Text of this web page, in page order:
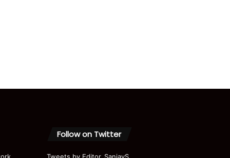
Follow on Twitter